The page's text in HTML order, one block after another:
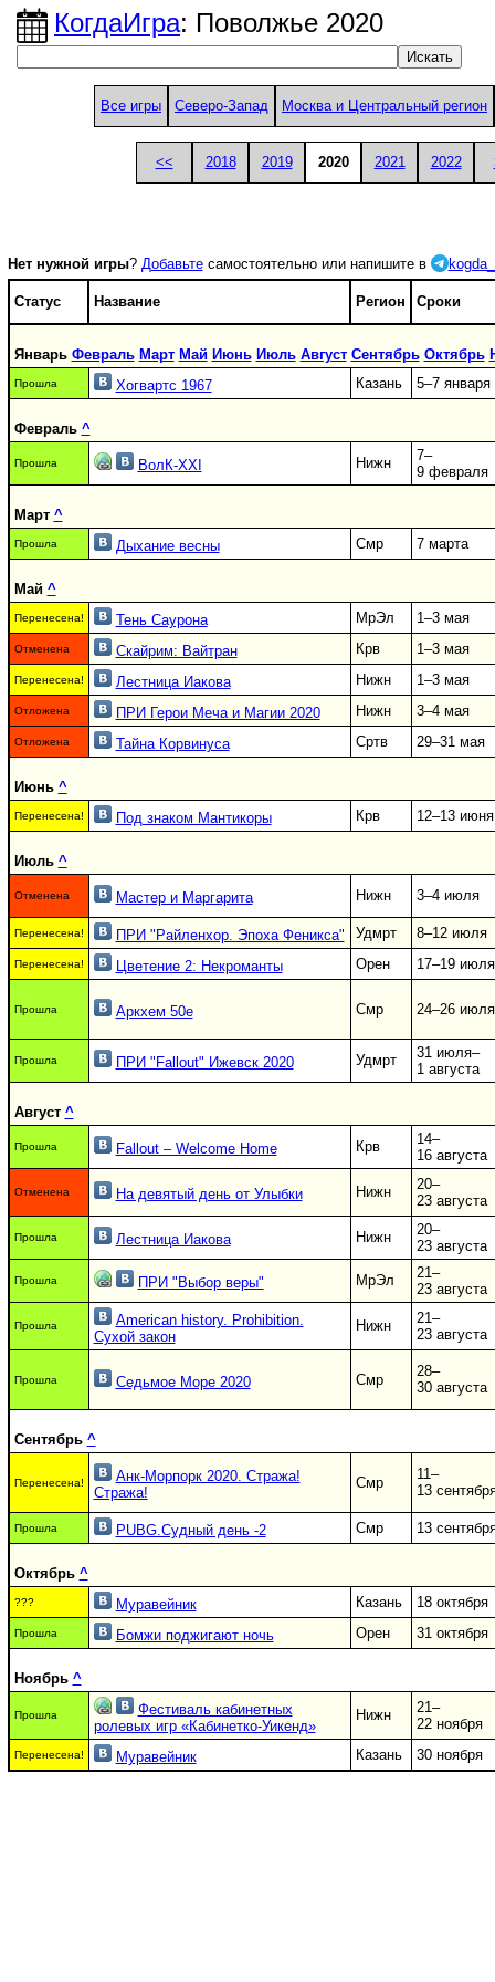
КогдаИгра: Поволжье 2020
Все игры Северо-Запад Москва и Центральный регион
<< 2018 2019 2020 2021 2022
Нет нужной игры? Добавьтесамостоятельно или напишите в
Статус Название Регион Сроки
Январь Февраль Март Май Июнь Июль Август Сентябрь Октябрь
Прошла Хогвартс 1967 Казань 5–7 января
Февраль ^
Прошла ВолК-XXI Нижн
7–
9 февраля
Март ^
Прошла Дыхание весны Смр 7 марта
Май ^
Перенесена! Тень Саурона МрЭл 1–3 мая
Отменена Скайрим: Вайтран Крв 1–3 мая
Перенесена! Лестница Иакова Нижн 1–3 мая
Отложена ПРИ Герои Меча и Магии 2020 Нижн 3–4 мая
Отложена Тайна Корвинуса Сртв 29–31 мая
Июнь ^
Перенесена! Под знаком Мантикоры Крв 12–13 июня
Июль ^
Отменена Мастер и Маргарита Нижн 3–4 июля
Перенесена! ПРИ "Райленхор. Эпоха Феникса" Удмрт 8–12 июля
Перенесена! Цветение 2: Некроманты Орен 17–19 июля
Прошла Аркхем 50е Смр 24–26 июля
Прошла ПРИ "Fallout" Ижевск 2020 Удмрт
31 июля–
1 августа
Август ^
Прошла Fallout – Welcome Home Крв
14–
16 августа
Отменена На девятый день от Улыбки Нижн
20–
23 августа
Прошла Лестница Иакова Нижн
20–
23 августа
Прошла ПРИ "Выбор веры" МрЭл
21–
23 августа
Прошла
American history. Prohibition.
Сухой закон
Нижн
21–
23 августа
Прошла Седьмое Море 2020 Смр
28–
30 августа
Сентябрь ^
Перенесена!
Анк-Морпорк 2020. Стража!
Стража!
Смр
11–
13
Прошла PUBG.Судный день -2 Смр 13
Октябрь ^
??? Муравейник Казань 18 октября
Прошла Бомжи поджигают ночь Орен 31 октября
Ноябрь ^
Прошла
Фестиваль кабинетных
ролевых игр «Кабинетко-Уикенд»
Нижн
21–
22 ноября
Перенесена! Муравейник Казань 30 ноября